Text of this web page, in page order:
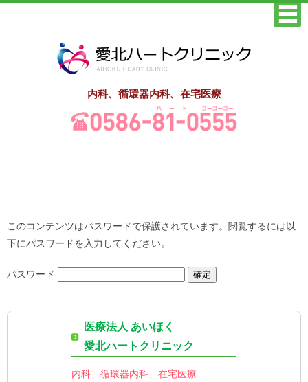
内科、循環器内科、在宅医療
このコンテンツはパスワードで保護されています。閲覧するには以
下にパスワードを入力してください。
パスワード
医療法人 あいほく
愛北ハートクリニック
内科、循環器内科、在宅医療